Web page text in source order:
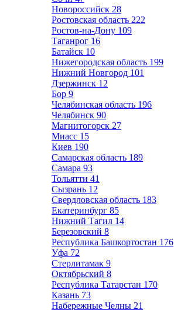
Новороссийск 28
Ростовская область 222
Ростов-на-Дону 109
Таганрог 16
Батайск 10
Нижегородская область 199
Нижний Новгород 101
Дзержинск 12
Бор 9
Челябинская область 196
Челябинск 90
Магнитогорск 27
Миасс 15
Киев 190
Самарская область 189
Самара 93
Тольятти 41
Сызрань 12
Свердловская область 183
Екатеринбург 85
Нижний Тагил 14
Березовский 8
Республика Башкортостан 176
Уфа 72
Стерлитамак 9
Октябрьский 8
Республика Татарстан 170
Казань 73
Набережные Челны 21